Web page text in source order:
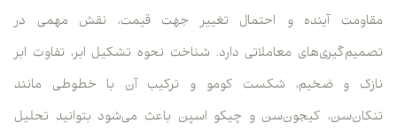
مقاومت آینده و احتمال تغییر جهت قیمت، نقش مهمی در
تصمیم‌گیری‌های معاملاتی دارد. شناخت نحوه تشکیل ابر، تفاوت ابر
نازک و ضخیم، شکست کومو و ترکیب آن با خطوطی مانند
تنکان‌سن، کیجون‌سن و چیکو اسپن باعث می‌شود بتوانید تحلیل